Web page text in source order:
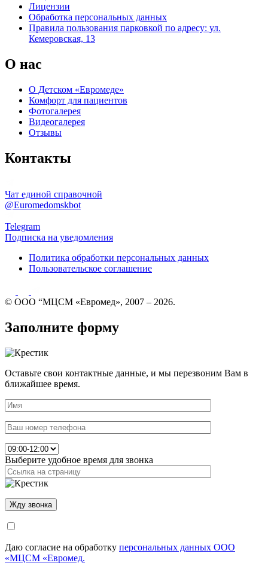
Лицензии
Обработка персональных данных
Правила пользования парковкой по адресу: ул.
Кемеровская, 13
О нас
О Детском «Евромеде»
Комфорт для пациентов
Фотогалерея
Видеогалерея
Отзывы
Контакты
Чат единой справочной
@Euromedomskbot
Telegram
Подписка на уведомления
Политика обработки персональных данных
Пользовательское соглашение
© ООО “МЦСМ «Евромед», 2007 – 2026.
Заполните форму
Оставьте свои контактные данные, и мы перезвоним Вам в
ближайшее время.
Выберите удобное время для звонка
Даю согласие на обработку персональных данных ООО
«МЦСМ «Евромед.